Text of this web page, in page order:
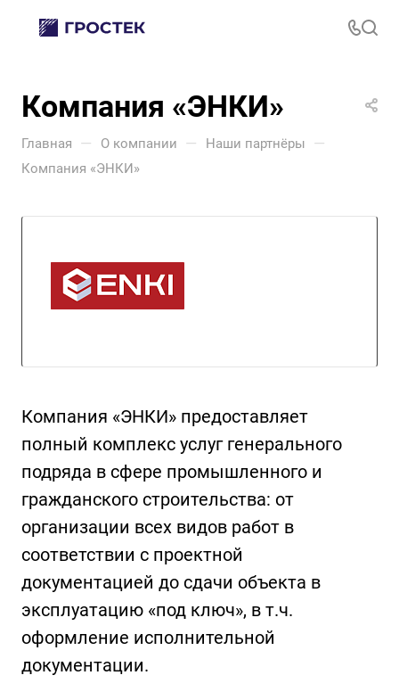
Компания «ЭНКИ»
Главная — О компании — Наши партнёры —
Компания «ЭНКИ»
Компания «ЭНКИ» предоставляет
полный комплекс услуг генерального
подряда в сфере промышленного и
гражданского строительства: от
организации всех видов работ в
соответствии с проектной
документацией до сдачи объекта в
эксплуатацию «под ключ», в т.ч.
оформление исполнительной
документации.